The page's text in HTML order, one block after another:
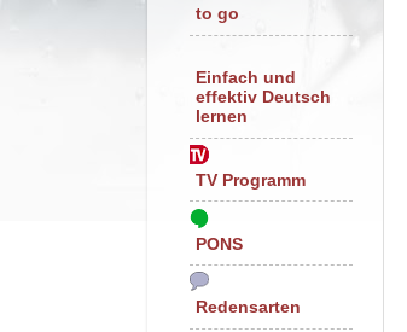
to go
Einfach und
effektiv Deutsch
lernen
TV Programm
PONS
Redensarten